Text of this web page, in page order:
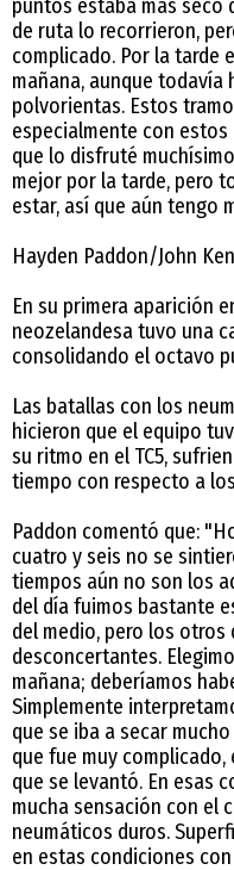
puntos estaba más seco
de ruta lo recorrieron,
complicado. Por la tarde
mañana, aunque todavía
polvorientas. Estos
especialmente con estos
que lo disfruté
mejor por la tarde, pero
estar, así que aún tengo
Hayden Paddon/John
En su primera aparición
neozelandesa tuvo una
consolidando el octavo
Las batallas con los
hicieron que el equipo
su ritmo en el TC5,
tiempo con respecto a
Paddon comentó que:
cuatro y seis no se
tiempos aún no son los
del día fuimos bastante
del medio, pero los otros
desconcertantes.
mañana; deberíamos
Simplemente
que se iba a secar
que fue muy
que se levantó. En esas
mucha sensación con el
neumáticos duros.
en estas condiciones